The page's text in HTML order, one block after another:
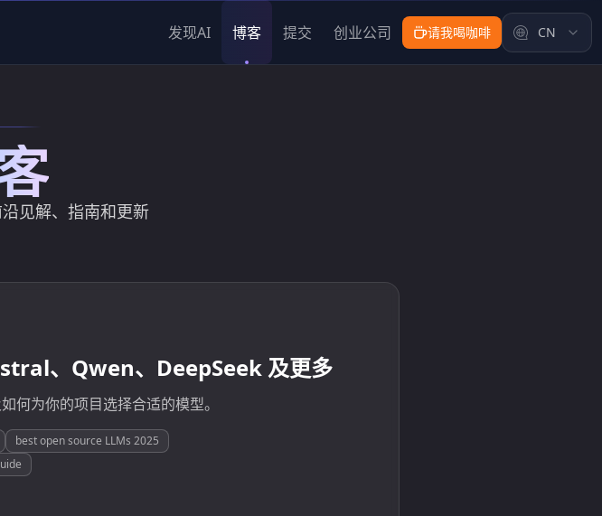
发现AI 博客 提交 创业公司 请我喝咖啡 CN
见解、指南和更新
、Qwen、DeepSeek 及更多
为你的项目选择合适的模型。
best open source LLMs 2025